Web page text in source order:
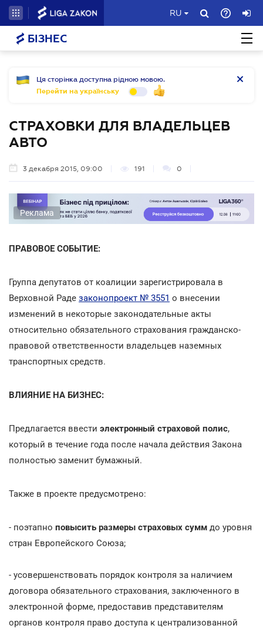
RU
БІЗНЕС
Ця сторінка доступна рідною мовою.
Перейти на українську
СТРАХОВКИ ДЛЯ ВЛАДЕЛЬЦЕВ
АВТО
3 декабря 2015, 09:00 191 0
Реклама
ПРАВОВОЕ СОБЫТИЕ:
Группа депутатов от коалиции зарегистрировала в
Верховной Раде законопроект № 3551 о внесении
изменений в некоторые законодательные акты
относительно обязательного страхования гражданско-
правовой ответственности владельцев наземных
транспортных средств.
ВЛИЯНИЕ НА БИЗНЕС:
Предлагается ввести электронный страховой полис,
который в течение года после начала действия Закона
полностью заменит бумажный.
Также в проекте предусмотрено:
- поэтапно повысить размеры страховых сумм до уровня
стран Европейского Союза;
- усовершенствовать порядок контроля за наличием
договора обязательного страхования, заключенного в
электронной форме, предоставив представителям
органов контроля право доступа к централизованной